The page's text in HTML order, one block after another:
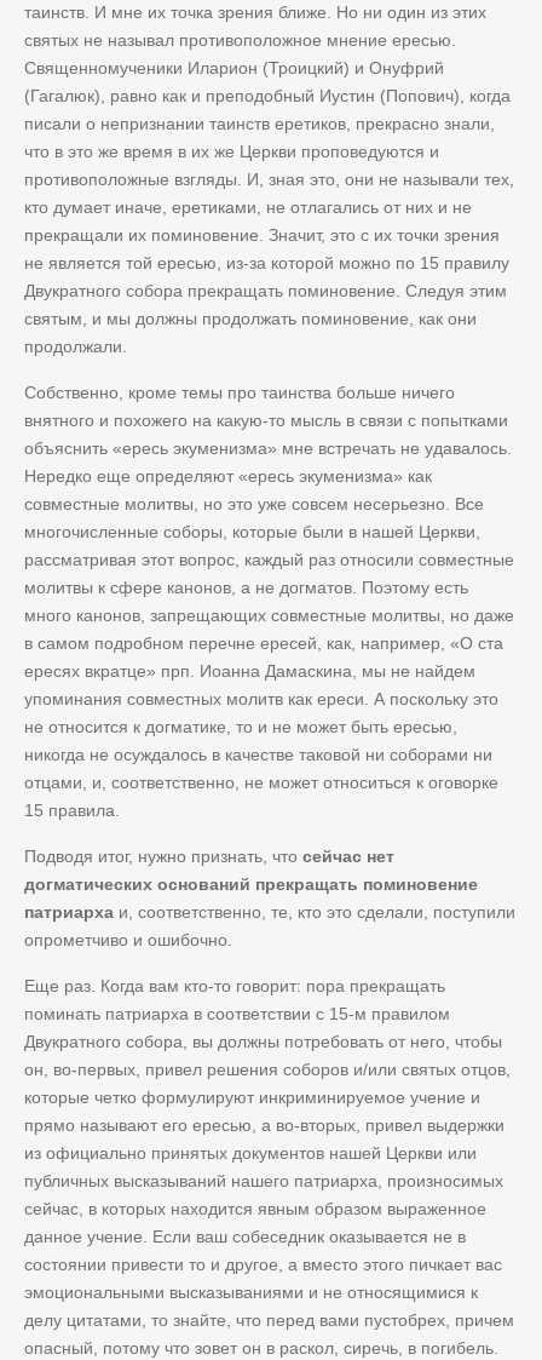
таинств. И мне их точка зрения ближе. Но ни один из этих
святых не называл противоположное мнение ересью.
Священномученики Иларион (Троицкий) и Онуфрий
(Гагалюк), равно как и преподобный Иустин (Попович), когда
писали о непризнании таинств еретиков, прекрасно знали,
что в это же время в их же Церкви проповедуются и
противоположные взгляды. И, зная это, они не называли тех,
кто думает иначе, еретиками, не отлагались от них и не
прекращали их поминовение. Значит, это с их точки зрения
не является той ересью, из-за которой можно по 15 правилу
Двукратного собора прекращать поминовение. Следуя этим
святым, и мы должны продолжать поминовение, как они
продолжали.
Собственно, кроме темы про таинства больше ничего
внятного и похожего на какую-то мысль в связи с попытками
объяснить «ересь экуменизма» мне встречать не удавалось.
Нередко еще определяют «ересь экуменизма» как
совместные молитвы, но это уже совсем несерьезно. Все
многочисленные соборы, которые были в нашей Церкви,
рассматривая этот вопрос, каждый раз относили совместные
молитвы к сфере канонов, а не догматов. Поэтому есть
много канонов, запрещающих совместные молитвы, но даже
в самом подробном перечне ересей, как, например, «О ста
ересях вкратце» прп. Иоанна Дамаскина, мы не найдем
упоминания совместных молитв как ереси. А поскольку это
не относится к догматике, то и не может быть ересью,
никогда не осуждалось в качестве таковой ни соборами ни
отцами, и, соответственно, не может относиться к оговорке
15 правила.
Подводя итог, нужно признать, что сейчас нет
догматических оснований прекращать поминовение
патриарха и, соответственно, те, кто это сделали, поступили
опрометчиво и ошибочно.
Еще раз. Когда вам кто-то говорит: пора прекращать
поминать патриарха в соответствии с 15-м правилом
Двукратного собора, вы должны потребовать от него, чтобы
он, во-первых, привел решения соборов и/или святых отцов,
которые четко формулируют инкриминируемое учение и
прямо называют его ересью, а во-вторых, привел выдержки
из официально принятых документов нашей Церкви или
публичных высказываний нашего патриарха, произносимых
сейчас, в которых находится явным образом выраженное
данное учение. Если ваш собеседник оказывается не в
состоянии привести то и другое, а вместо этого пичкает вас
эмоциональными высказываниями и не относящимися к
делу цитатами, то знайте, что перед вами пустобрех, причем
опасный, потому что зовет он в раскол, сиречь, в погибель.